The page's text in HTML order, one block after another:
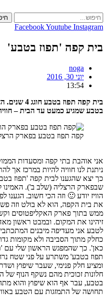
FacebookYoutube
'תפוז בטבע'
13:54
בית קפה תפוז בטבע חוגג 4
כמעט עד הבית – חוויה 🙂
קפה תפוז בטבע בפארק הרצליה
בתי קפה ומסעדות הממוקמים
חוויה להיות במרכז אך
שהגענו לבית קפה 'תפוז בטבע',
הרצליה (שלב ב'). האמינו לי, איני
🙂 וזה הכי חשוב. הגענו לפארק
הקפה, הוא לא בולט וזה פשוט
פארק האקליפטוסים וקשה
את המקום. ובמבט ראשון מאד
מעדיפה מיבנים המתכתבים עם
הסביבה ולא מקומות גדולים,
שהמפגש הראשון שלי עם 'תפוז
משתרע על פני שטח נרחב,
פנימי, שעבר שיפוץ ושדרוג
זכוכית מהם נשקף הנוף של הפארק.
אף הוא שיפוץ והוא מתהדר
התמזגות עם הטבע באווירה